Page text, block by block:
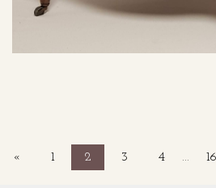
« 1 2 3 4 ... 16